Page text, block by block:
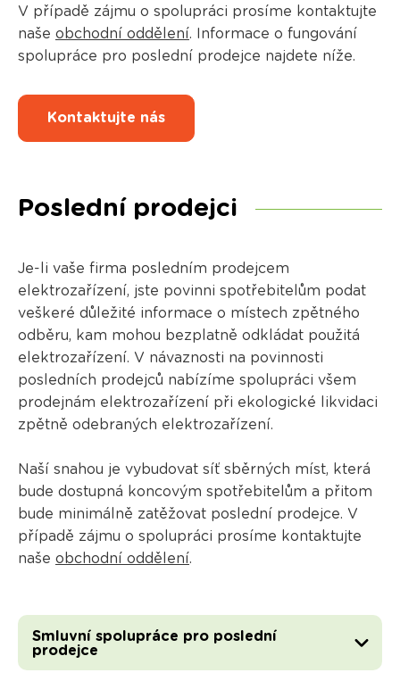
V případě zájmu o spolupráci prosíme kontaktujte
naše obchodní oddělení. Informace o fungování
spolupráce pro poslední prodejce najdete níže.
Kontaktujte nás
Poslední prodejci
Je-li vaše firma posledním prodejcem
elektrozařízení, jste povinni spotřebitelům podat
veškeré důležité informace o místech zpětného
odběru, kam mohou bezplatně odkládat použitá
elektrozařízení. V návaznosti na povinnosti
posledních prodejců nabízíme spolupráci všem
prodejnám elektrozařízení při ekologické likvidaci
zpětně odebraných elektrozařízení.
Naší snahou je vybudovat síť sběrných míst, která
bude dostupná koncovým spotřebitelům a přitom
bude minimálně zatěžovat poslední prodejce. V
případě zájmu o spolupráci prosíme kontaktujte
naše obchodní oddělení.
Smluvní spolupráce pro poslední
prodejce